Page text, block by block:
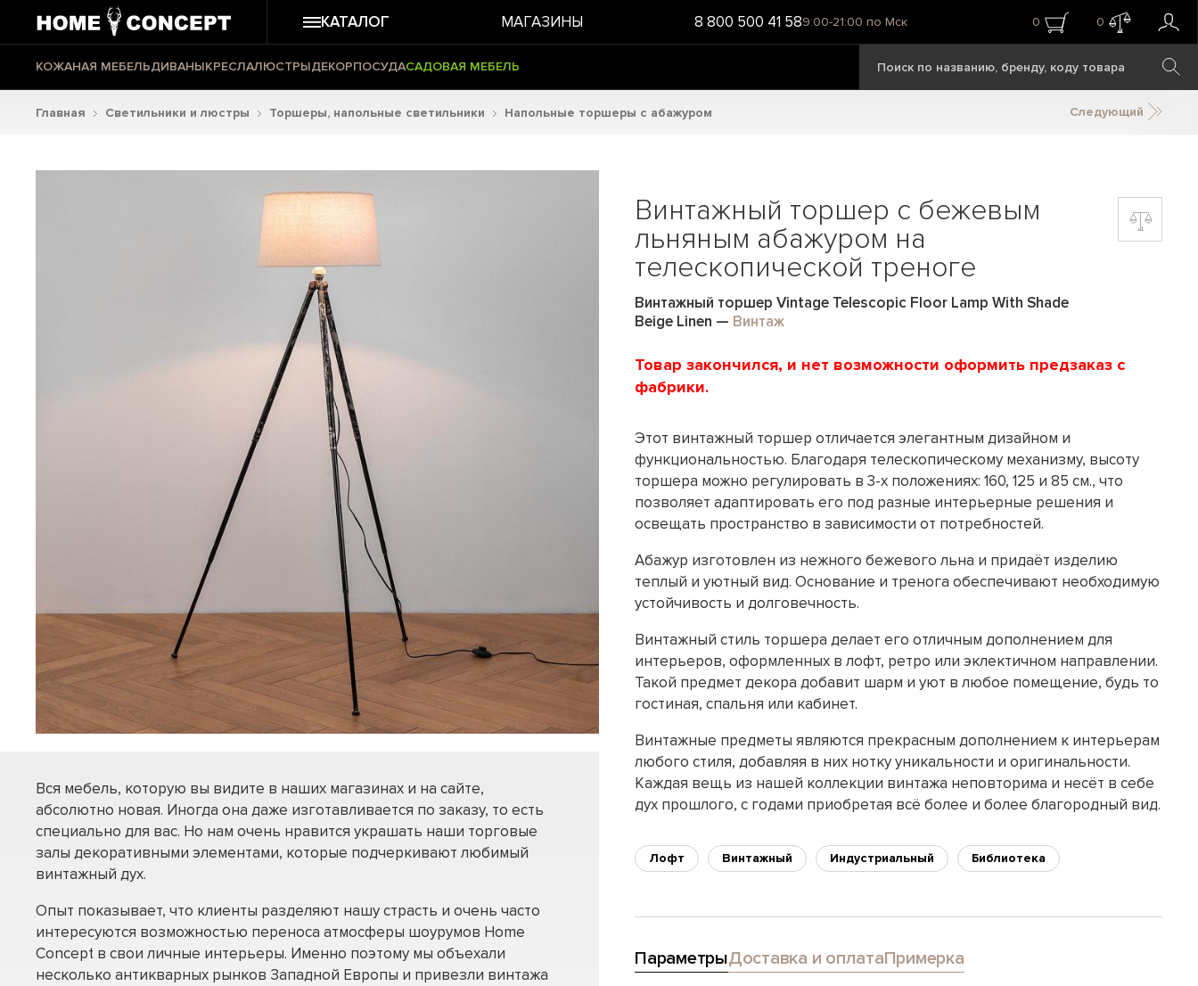
КАТАЛОГ МАГАЗИНЫ 8 800 500 41 589:00-21:00 по Мск 0 0
КОЖАНАЯ МЕБЕЛЬДИВАНЫКРЕСЛАЛЮСТРЫДЕКОРПОСУДАСАДОВАЯ МЕБЕЛЬ
Главная Светильники и люстры Торшеры, напольные светильники Напольные торшеры с абажуром Следующий
Вся мебель, которую вы видите в наших магазинах и на сайте,
абсолютно новая. Иногда она даже изготавливается по заказу, то есть
специально для вас. Но нам очень нравится украшать наши торговые
залы декоративными элементами, которые подчеркивают любимый
винтажный дух.
Опыт показывает, что клиенты разделяют нашу страсть и очень часто
интересуются возможностью переноса атмосферы шоурумов Home
Concept в свои личные интерьеры. Именно поэтому мы объехали
несколько антикварных рынков Западной Европы и привезли винтажа
Винтажный торшер с бежевым
льняным абажуром на
телескопической треноге
Винтажный торшер Vintage Telescopic Floor Lamp With Shade
Beige Linen — Винтаж
Товар закончился, и нет возможности оформить предзаказ с
фабрики.
Этот винтажный торшер отличается элегантным дизайном и
функциональностью. Благодаря телескопическому механизму, высоту
торшера можно регулировать в 3-х положениях: 160, 125 и 85 см., что
позволяет адаптировать его под разные интерьерные решения и
освещать пространство в зависимости от потребностей.
Абажур изготовлен из нежного бежевого льна и придаёт изделию
теплый и уютный вид. Основание и тренога обеспечивают необходимую
устойчивость и долговечность.
Винтажный стиль торшера делает его отличным дополнением для
интерьеров, оформленных в лофт, ретро или эклектичном направлении.
Такой предмет декора добавит шарм и уют в любое помещение, будь то
гостиная, спальня или кабинет.
Винтажные предметы являются прекрасным дополнением к интерьерам
любого стиля, добавляя в них нотку уникальности и оригинальности.
Каждая вещь из нашей коллекции винтажа неповторима и несёт в себе
дух прошлого, с годами приобретая всё более и более благородный вид.
Лофт Винтажный Индустриальный Библиотека
ПараметрыДоставка и оплатаПримерка